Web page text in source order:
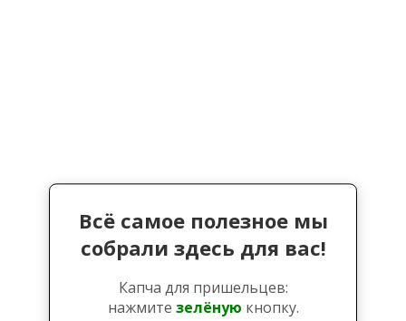
Всё самое полезное мы
собрали здесь для вас!
Капча для пришельцев:
нажмите зелёную кнопку.